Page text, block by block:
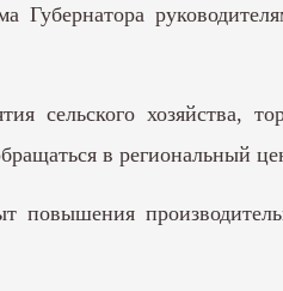
сельского хозяйства,
в региональный